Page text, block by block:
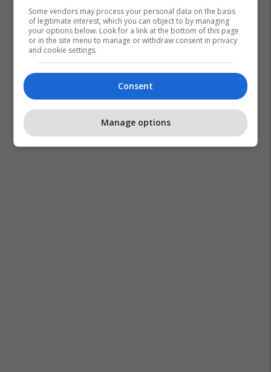
Some vendors may process your personal data on the basis
of legitimate interest, which you can object to by managing
your options below. Look for a link at the bottom of this page
or in the site menu to manage or withdraw consent in privacy
and cookie settings.
Consent
Manage options